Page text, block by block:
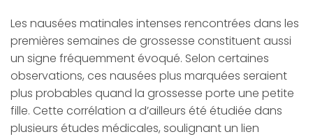
Les nausées matinales intenses rencontrées dans les
premières semaines de grossesse constituent aussi
un signe fréquemment évoqué. Selon certaines
observations, ces nausées plus marquées seraient
plus probables quand la grossesse porte une petite
fille. Cette corrélation a d’ailleurs été étudiée dans
plusieurs études médicales, soulignant un lien